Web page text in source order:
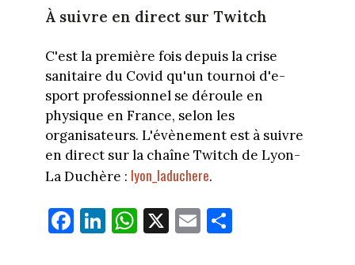
À suivre en direct sur Twitch
C'est la première fois depuis la crise
sanitaire du Covid qu'un tournoi d'e-
sport professionnel se déroule en
physique en France, selon les
organisateurs. L'évènement est à suivre
en direct sur la chaîne Twitch de Lyon-
La Duchère : lyon_laduchere.
Fa
ce
Li
nk
W
ha
X E
m
Pa
rt